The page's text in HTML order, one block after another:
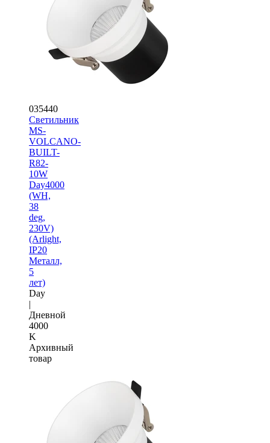
035440
Светильник
MS-
VOLCANO-
BUILT-
R82-
10W
Day4000
(WH,
38
deg,
230V)
(Arlight,
IP20
Металл,
5
лет)
Day
|
Дневной
4000
K
Архивный
товар